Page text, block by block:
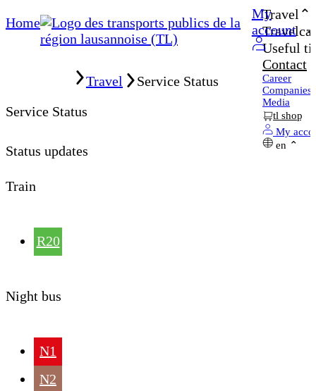
Home
My
account
Travel
Useful
Contact
Career
Companies
Media
tl shop
My
en
Travel
Service Status
Service Status
Status updates
Train
R20
Night bus
N1
N2